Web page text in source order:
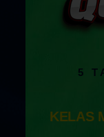
5
KELAS